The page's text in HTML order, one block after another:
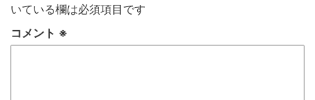
いている欄は必須項目です
コメント ※